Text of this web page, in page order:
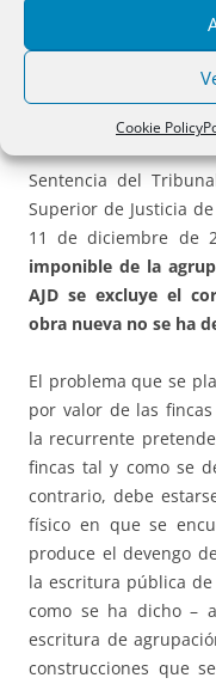
Cookie Policy
“En la base
Impuesto de AJD
edificios cuya obra
Sentencia del
Superior de Justicia
11 de diciembre de
imponible de la
AJD se excluye el
obra nueva no se ha
El problema que se
por valor de las
la recurrente
fincas tal y como se
contrario, debe
físico en que se
produce el devengo
la escritura pública de
como se ha dicho –
escritura de
construcciones que